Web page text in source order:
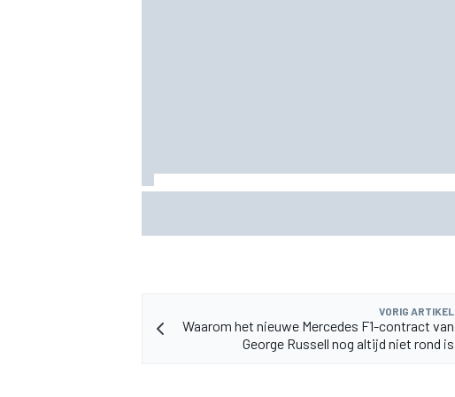
VORIG ARTIKEL
Waarom het nieuwe Mercedes F1-contract van
George Russell nog altijd niet rond is